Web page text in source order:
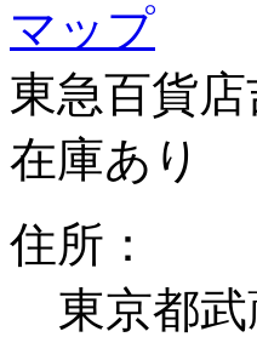
マップ
東急百貨
在庫あり
住所：
東京都